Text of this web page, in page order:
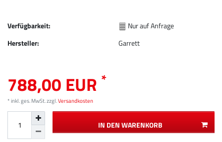
Verfügbarkeit:
Hersteller:
Nur auf Anfrage
Garrett
788,00 EUR *
* inkl. ges. MwSt. zzgl.Versandkosten
IN DEN WARENKORB